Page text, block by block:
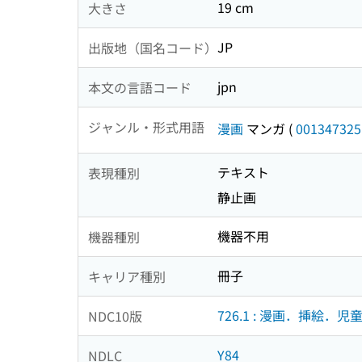
大きさ 19 cm
出版地（国名コード） JP
本文の言語コード jpn
ジャンル・形式用語 漫画 マンガ (001347325
表現種別
テキスト
静止画
機器種別 機器不用
キャリア種別 冊子
NDC10版 726.1 : 漫画．挿絵．児
NDLC Y84